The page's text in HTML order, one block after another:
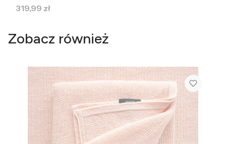
Cena
319,99 zł
Zobacz również